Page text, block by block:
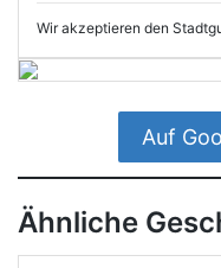
Wir akzeptieren den
Auf
Ähnliche